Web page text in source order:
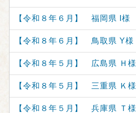
【令和８年６月】 福岡県 I様
【令和８年６月】 鳥取県 Y様
【令和８年５月】 広島県 Ｈ様
【令和８年５月】 三重県 Ｋ様
【令和８年５月】 兵庫県 Ｔ様